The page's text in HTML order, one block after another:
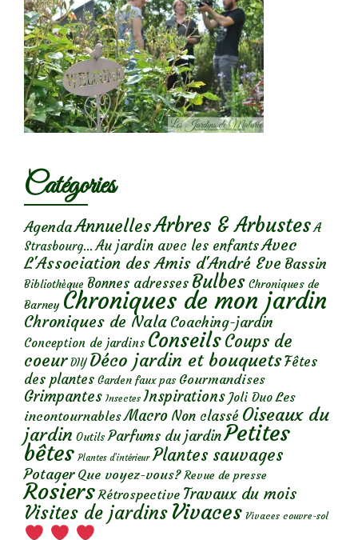
Catégories
AgendaAnnuellesArbres & Arbustes A
Strasbourg... Au jardin avec les enfantsAvec
L'Association des Amis d'André Eve Bassin
Bibliothèque Bonnes adresses Bulbes Chroniques de
Barney Chroniques de mon jardin
Chroniques de Nala Coaching-jardin
Conception de jardins ConseilsCoups de
coeur DIY Déco jardin et bouquetsFêtes
des plantes Garden faux pas Gourmandises
Grimpantes Insectes Inspirations Joli Duo Les
incontournables Macro Non classé Oiseaux du
jardin Outils Parfums du jardinPetites
bêtes Plantes d’intérieur Plantes sauvages
Potager Que voyez-vous? Revue de presse
Rosiers Rétrospective Travaux du mois
Visites de jardins Vivaces Vivaces couvre-sol